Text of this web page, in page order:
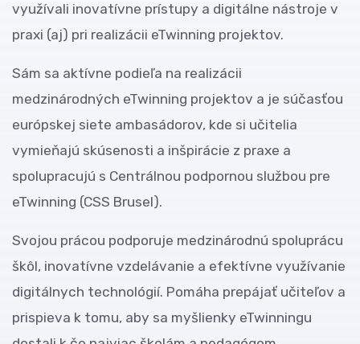
využívali inovatívne prístupy a digitálne nástroje v
praxi (aj) pri realizácii eTwinning projektov.
Sám sa aktívne podieľa na realizácii
medzinárodných eTwinning projektov a je súčasťou
európskej siete ambasádorov, kde si učitelia
vymieňajú skúsenosti a inšpirácie z praxe a
spolupracujú s Centrálnou podpornou službou pre
eTwinning (CSS Brusel).
Svojou prácou podporuje medzinárodnú spoluprácu
škôl, inovatívne vzdelávanie a efektívne využívanie
digitálnych technológií. Pomáha prepájať učiteľov a
prispieva k tomu, aby sa myšlienky eTwinningu